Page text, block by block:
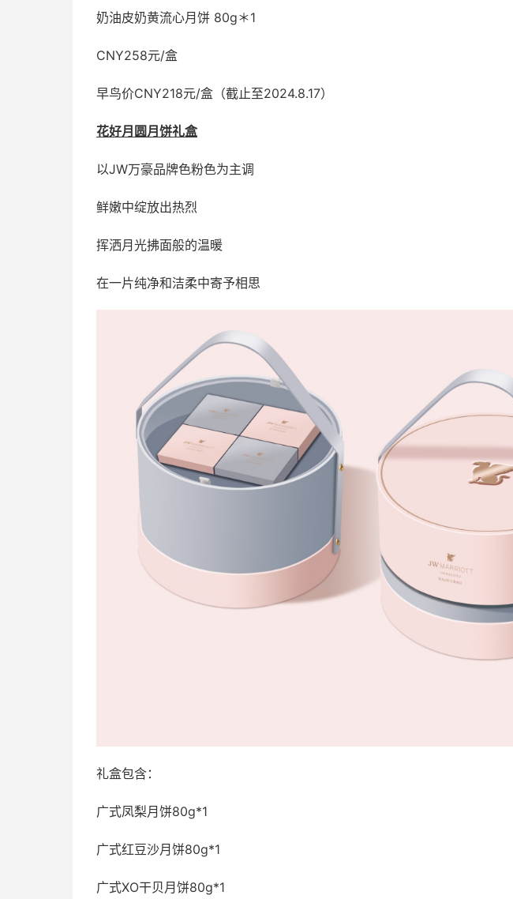
奶油皮奶黄流心月饼 80g＊1
CNY258元/盒
早鸟价CNY218元/盒（截止至2024.8.17）
花好月圆月饼礼盒
以JW万豪品牌色粉色为主调
鲜嫩中绽放出热烈
挥洒月光拂面般的温暖
在一片纯净和洁柔中寄予相思
礼盒包含：
广式凤梨月饼80g*1
广式红豆沙月饼80g*1
广式XO干贝月饼80g*1